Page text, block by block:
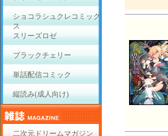
ショコラシュクレコミック
ス
スリーズロゼ
ブラックチェリー
単話配信コミック
縦読み(成人向け)
二次元ドリームマガジン